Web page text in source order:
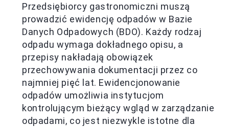
Przedsiębiorcy gastronomiczni muszą
prowadzić ewidencję odpadów w Bazie
Danych Odpadowych (BDO). Każdy rodzaj
odpadu wymaga dokładnego opisu, a
przepisy nakładają obowiązek
przechowywania dokumentacji przez co
najmniej pięć lat. Ewidencjonowanie
odpadów umożliwia instytucjom
kontrolującym bieżący wgląd w zarządzanie
odpadami, co jest niezwykle istotne dla